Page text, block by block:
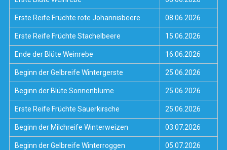
Erste Reife Früchte rote Johannisbeere 08.06.2026
Erste Reife Früchte Stachelbeere 15.06.2026
Ende der Blüte Weinrebe 16.06.2026
Beginn der Gelbreife Wintergerste 25.06.2026
Beginn der Blüte Sonnenblume 25.06.2026
Erste Reife Früchte Sauerkirsche 25.06.2026
Beginn der Milchreife Winterweizen 03.07.2026
Beginn der Gelbreife Winterroggen 05.07.2026